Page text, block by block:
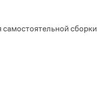
самостоятельной сборки